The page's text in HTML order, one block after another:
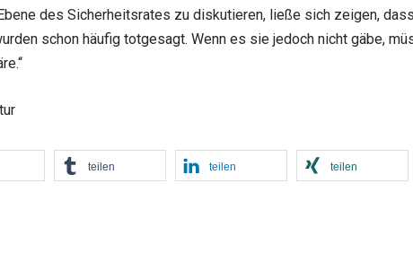
des Sicherheitsrates zu diskutieren, ließe sich zeigen,
schon häufig totgesagt. Wenn es sie jedoch nicht gäbe,
teilen teilen teilen